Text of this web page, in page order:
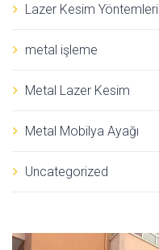
Lazer Kesim Yöntemleri
metal işleme
Metal Lazer Kesim
Metal Mobilya Ayağı
Uncategorized